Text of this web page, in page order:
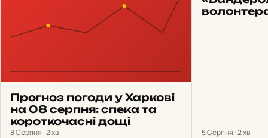
Прогноз погоди у Харкові
на 08 серпня: спека та
короткочасні дощі
8 Серпня · 2 хв 5 Серпня · 2 хв